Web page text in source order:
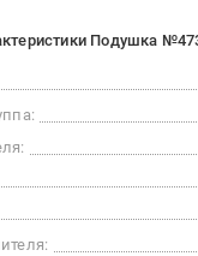
Подушка